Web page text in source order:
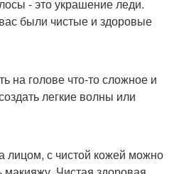
- это украшение леди.
были чистые и здоровые
на голове что-то сложное и
легкие волны или
лицом, с чистой кожей можно